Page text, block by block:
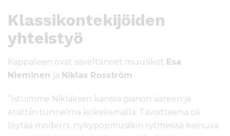
Klassikontekijöiden
yhteistyö
Kappaleen ovat säveltäneet muusikot Esa
Nieminen ja Niklas Rosström.
”Istuimme Niklaksen kanssa pianon ääreen ja
etsittiin tunnelma kokeilemalla. Tavoitteena oli
löytää moderni, nykypopmusiikin rytmeissä keinuva